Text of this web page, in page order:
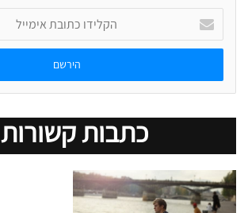
הקלידו
כתובת
אימייל
כתבות קשורות